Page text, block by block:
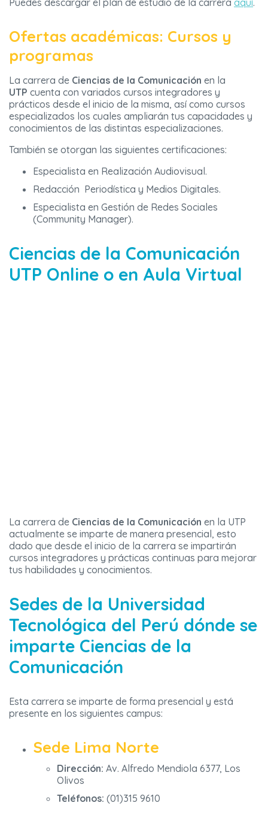
Puedes descargar el plan de estudio de la carrera aquí.
Ofertas académicas: Cursos y
programas
La carrera de Ciencias de la Comunicación en la
UTP cuenta con variados cursos integradores y
prácticos desde el inicio de la misma, así como cursos
especializados los cuales ampliarán tus capacidades y
conocimientos de las distintas especializaciones.
También se otorgan las siguientes certificaciones:
Especialista en Realización Audiovisual.
Redacción Periodística y Medios Digitales.
Especialista en Gestión de Redes Sociales
(Community Manager).
Ciencias de la Comunicación
UTP Online o en Aula Virtual
La carrera de Ciencias de la Comunicación en la UTP
actualmente se imparte de manera presencial, esto
dado que desde el inicio de la carrera se impartirán
cursos integradores y prácticas continuas para mejorar
tus habilidades y conocimientos.
Sedes de la Universidad
Tecnológica del Perú dónde se
imparte Ciencias de la
Comunicación
Esta carrera se imparte de forma presencial y está
presente en los siguientes campus:
Sede Lima Norte
Dirección: Av. Alfredo Mendiola 6377, Los
Olivos
Teléfonos: (01)315 9610